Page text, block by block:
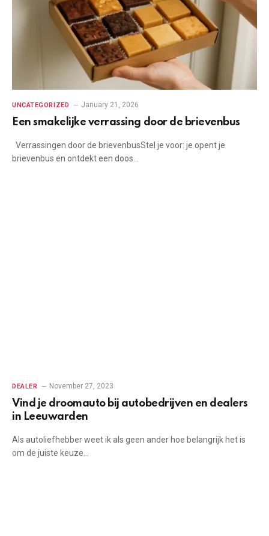
UNCATEGORIZED January 21, 2026
Een smakelijke verrassing door de brievenbus
Verrassingen door de brievenbusStel je voor: je opent je
brievenbus en ontdekt een doos…
DEALER November 27, 2023
Vind je droomauto bij autobedrijven en dealers
in Leeuwarden
Als autoliefhebber weet ik als geen ander hoe belangrijk het is
om de juiste keuze…